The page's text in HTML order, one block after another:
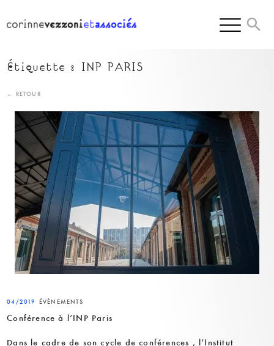
content
Étiquette : INP PARIS
← RETOUR
04/2019 ÉVÈNEMENTS
Conférence à l’INP Paris
Dans le cadre de son cycle de conférences , l’Institut